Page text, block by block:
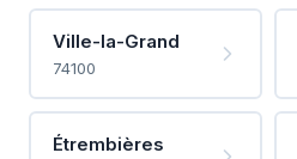
Ville-la-Grand
74100
Étrembières